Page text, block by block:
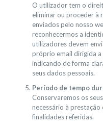
O utilizador tem o
eliminar ou proceder à
enviados pelo nosso
reconhecermos a
utilizadores devem
próprio email dirigida
indicando de forma
seus dados pessoais.
Período de tempo
Conservaremos os
necessário à
finalidades referidas.